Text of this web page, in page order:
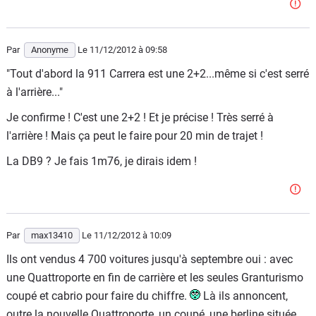
Par Anonyme Le 11/12/2012 à 09:58
"Tout d'abord la 911 Carrera est une 2+2...même si c'est serré
à l'arrière..."
Je confirme ! C'est une 2+2 ! Et je précise ! Très serré à
l'arrière ! Mais ça peut le faire pour 20 min de trajet !
La DB9 ? Je fais 1m76, je dirais idem !
Par max13410 Le 11/12/2012 à 10:09
Ils ont vendus 4 700 voitures jusqu'à septembre oui : avec
une Quattroporte en fin de carrière et les seules Granturismo
coupé et cabrio pour faire du chiffre.
Là ils annoncent,